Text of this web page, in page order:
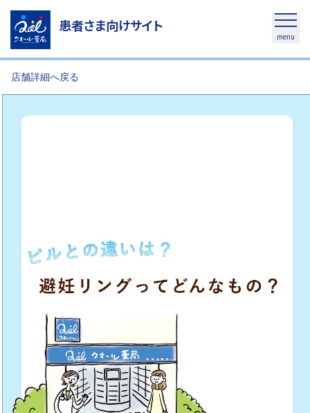
患者さま向けサイト
menu
店舗詳細へ戻る